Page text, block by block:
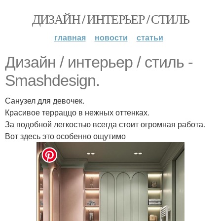
ДИЗАЙН / ИНТЕРЬЕР / СТИЛЬ
главная новости статьи
Дизайн / интерьер / стиль -
Smashdesign.
Санузел для девочек.
Красивое терраццо в нежных оттенках.
За подобной легкостью всегда стоит огромная работа.
Вот здесь это особенно ощутимо